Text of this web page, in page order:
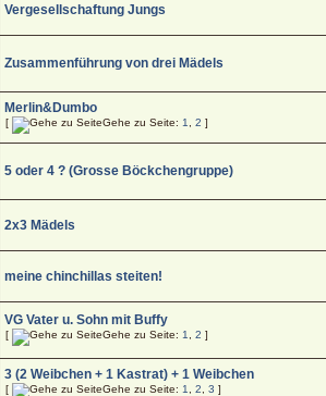
Vergesellschaftung Jungs
Zusammenführung von drei Mädels
Merlin&Dumbo
[ Gehe zu Seite: 1 ,2 ]
5 oder 4 ? (Grosse Böckchengruppe)
2x3 Mädels
meine chinchillas steiten!
VG Vater u. Sohn mit Buffy
[ Gehe zu Seite: 1 ,2 ]
3 (2 Weibchen + 1 Kastrat) + 1 Weibchen
[ Gehe zu Seite: 1 ,2 ,3 ]